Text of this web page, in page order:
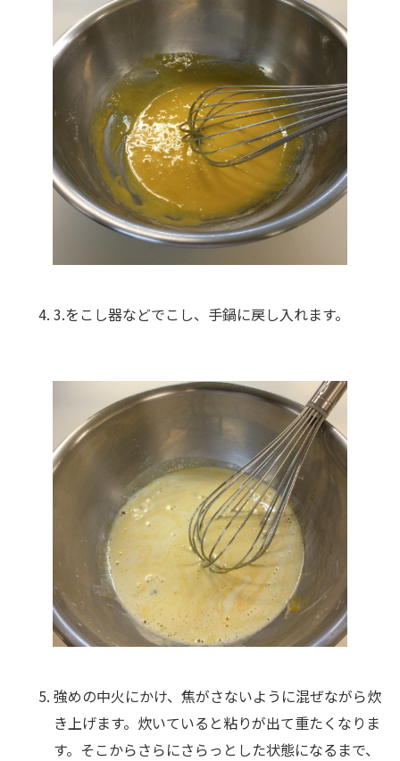
3.をこし器などでこし、手鍋に戻し入れます。
強めの中火にかけ、焦がさないように混ぜながら炊
き上げます。炊いていると粘りが出て重たくなりま
す。そこからさらにさらっとした状態になるまで、